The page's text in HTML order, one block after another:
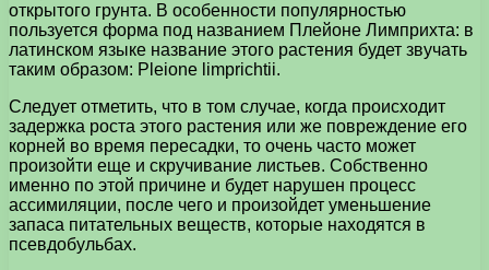
открытого грунта. В особенности популярностью
пользуется форма под названием Плейоне Лимприхта: в
латинском языке название этого растения будет звучать
таким образом: Pleione limprichtii.
Следует отметить, что в том случае, когда происходит
задержка роста этого растения или же повреждение его
корней во время пересадки, то очень часто может
произойти еще и скручивание листьев. Собственно
именно по этой причине и будет нарушен процесс
ассимиляции, после чего и произойдет уменьшение
запаса питательных веществ, которые находятся в
псевдобульбах.